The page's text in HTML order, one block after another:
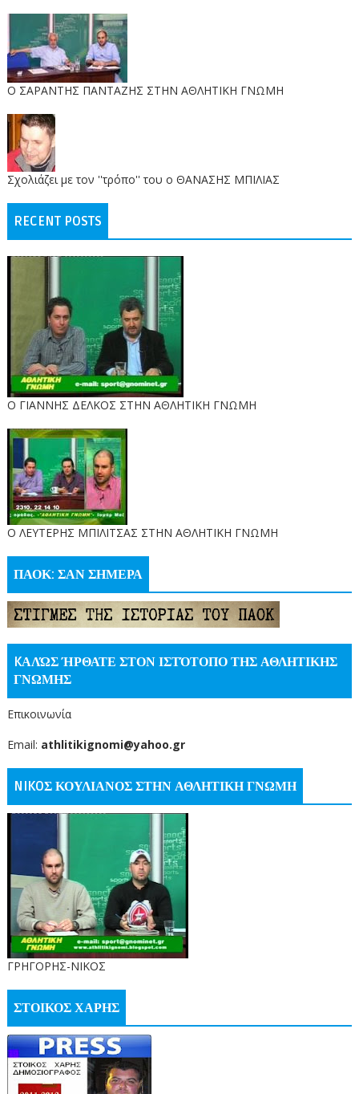
O ΣΑΡΑΝΤΗΣ ΠΑΝΤΑΖΗΣ ΣΤΗΝ ΑΘΛΗΤΙΚΗ ΓΝΩΜΗ
Σχολιάζει με τον ''τρόπο'' του ο ΘΑΝΑΣΗΣ ΜΠΙΛΙΑΣ
RECENT POSTS
Ο ΓΙΑΝΝΗΣ ΔΕΛΚΟΣ ΣΤΗΝ ΑΘΛΗΤΙΚΗ ΓΝΩΜΗ
O ΛΕΥΤΕΡΗΣ ΜΠΙΛΙΤΣΑΣ ΣΤΗΝ ΑΘΛΗΤΙΚΗ ΓΝΩΜΗ
ΠΑΟΚ: ΣΑΝ ΣΗΜΕΡΑ
KΑΛΏΣ ΉΡΘΑΤΕ ΣΤΟΝ ΙΣΤΌΤΟΠΟ ΤΗΣ ΑΘΛΗΤΙΚΗΣ
ΓΝΩΜΗΣ
Επικοινωνία
Email: athlitikignomi@yahoo.gr
NIKOΣ ΚΟΥΛΙΑΝΟΣ ΣΤΗΝ ΑΘΛΗΤΙΚΗ ΓΝΩΜΗ
ΓΡΗΓΟΡΗΣ-ΝΙΚΟΣ
ΣΤΟΙΚΟΣ ΧΑΡΗΣ